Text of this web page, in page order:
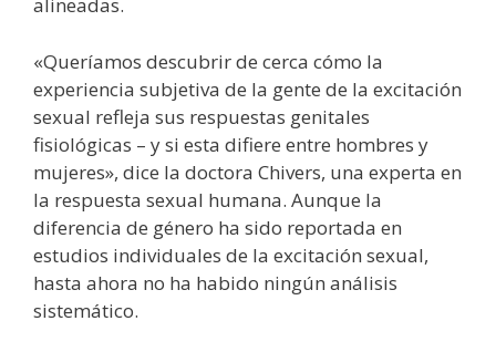
alineadas.
«Queríamos descubrir de cerca cómo la
experiencia subjetiva de la gente de la excitación
sexual refleja sus respuestas genitales
fisiológicas – y si esta difiere entre hombres y
mujeres», dice la doctora Chivers, una experta en
la respuesta sexual humana. Aunque la
diferencia de género ha sido reportada en
estudios individuales de la excitación sexual,
hasta ahora no ha habido ningún análisis
sistemático.